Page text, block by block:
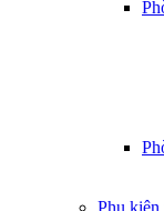
Phụ kiện